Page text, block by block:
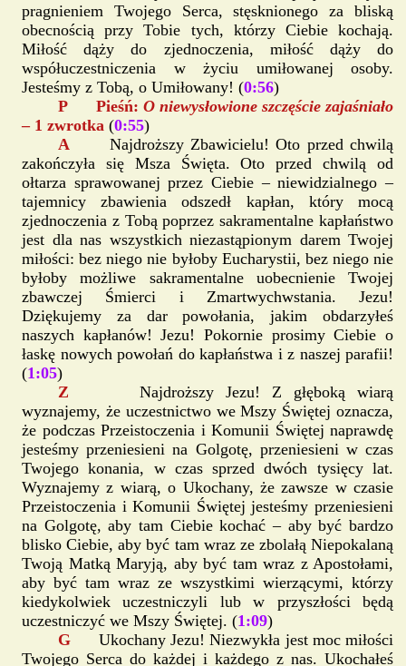
pragnieniem Twojego Serca, stęsknionego za bliską
obecnością przy Tobie tych, którzy Ciebie kochają.
Miłość dąży do zjednoczenia, miłość dąży do
współuczestniczenia w życiu umiłowanej osoby.
Jesteśmy z Tobą, o Umiłowany! (0:56)
P Pieśń: O niewysłowione szczęście zajaśniało
– 1 zwrotka (0:55)
A Najdroższy Zbawicielu! Oto przed chwilą
zakończyła się Msza Święta. Oto przed chwilą od
ołtarza sprawowanej przez Ciebie – niewidzialnego –
tajemnicy zbawienia odszedł kapłan, który mocą
zjednoczenia z Tobą poprzez sakramentalne kapłaństwo
jest dla nas wszystkich niezastąpionym darem Twojej
miłości: bez niego nie byłoby Eucharystii, bez niego nie
byłoby możliwe sakramentalne uobecnienie Twojej
zbawczej Śmierci i Zmartwychwstania. Jezu!
Dziękujemy za dar powołania, jakim obdarzyłeś
naszych kapłanów! Jezu! Pokornie prosimy Ciebie o
łaskę nowych powołań do kapłaństwa i z naszej parafii!
(1:05)
Z Najdroższy Jezu! Z głęboką wiarą
wyznajemy, że uczestnictwo we Mszy Świętej oznacza,
że podczas Przeistoczenia i Komunii Świętej naprawdę
jesteśmy przeniesieni na Golgotę, przeniesieni w czas
Twojego konania, w czas sprzed dwóch tysięcy lat.
Wyznajemy z wiarą, o Ukochany, że zawsze w czasie
Przeistoczenia i Komunii Świętej jesteśmy przeniesieni
na Golgotę, aby tam Ciebie kochać – aby być bardzo
blisko Ciebie, aby być tam wraz ze zbolałą Niepokalaną
Twoją Matką Maryją, aby być tam wraz z Apostołami,
aby być tam wraz ze wszystkimi wierzącymi, którzy
kiedykolwiek uczestniczyli lub w przyszłości będą
uczestniczyć we Mszy Świętej. (1:09)
GUkochany Jezu! Niezwykła jest moc miłości
Twojego Serca do każdej i każdego z nas. Ukochałeś